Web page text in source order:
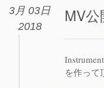
3月 03日
2018
MV公
を作って